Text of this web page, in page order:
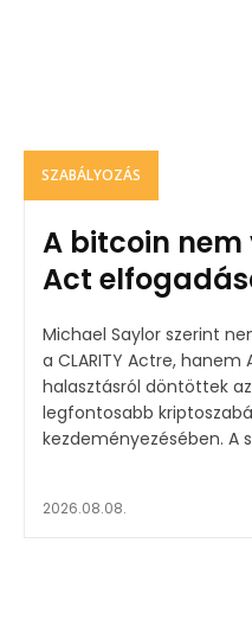
SZABÁLYOZÁS
A bitcoin nem
Act
Michael Saylor szerint
a CLARITY Actre, hanem
halasztásról döntöttek
legfontosabb
kezdeményezésében. A
2026.08.08.